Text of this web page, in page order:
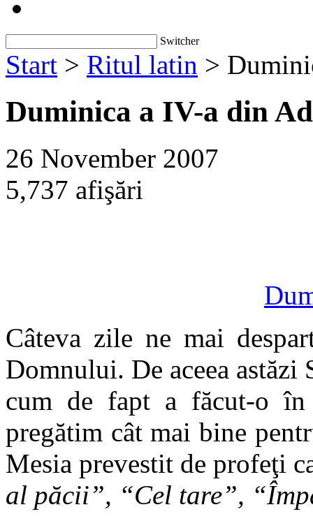
Switcher
Start > Ritul latin >
Duminica a IV-a din
26 November 2007
5,737 afişări
Câteva zile ne mai
Domnului. De aceea astăzi
cum de fapt a făcut-o
pregătim cât mai bine
Mesia prevestit de profeţi
al păcii”, “Cel tare”,